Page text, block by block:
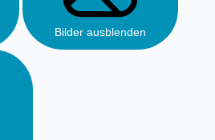
Bilder ausblenden